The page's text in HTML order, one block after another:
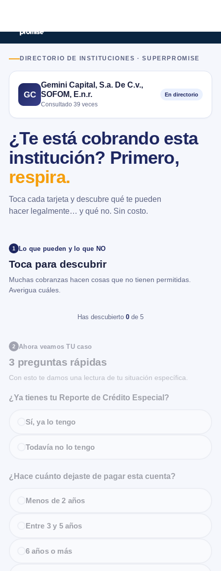
DIRECTORIO DE INSTITUCIONES · SUPERPROMISE
GC
Gemini Capital, S.a. De C.v.,
SOFOM, E.n.r.
Consultado 39 veces
En directorio
¿Te está cobrando esta
institución? Primero,
respira.
Toca cada tarjeta y descubre qué te pueden
hacer legalmente… y qué no. Sin costo.
1 Lo que pueden y lo que NO
Toca para descubrir
Muchas cobranzas hacen cosas que no tienen permitidas.
Averigua cuáles.
Has descubierto 0 de 5
2 Ahora veamos TU caso
3 preguntas rápidas
Con esto te damos una lectura de tu situación específica.
¿Ya tienes tu Reporte de Crédito Especial?
Sí, ya lo tengo
Todavía no lo tengo
¿Hace cuánto dejaste de pagar esta cuenta?
Menos de 2 años
Entre 3 y 5 años
6 años o más